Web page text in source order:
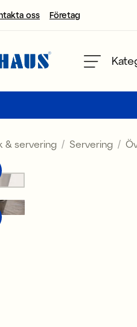
oss Företag
/ valuta
& servering Servering